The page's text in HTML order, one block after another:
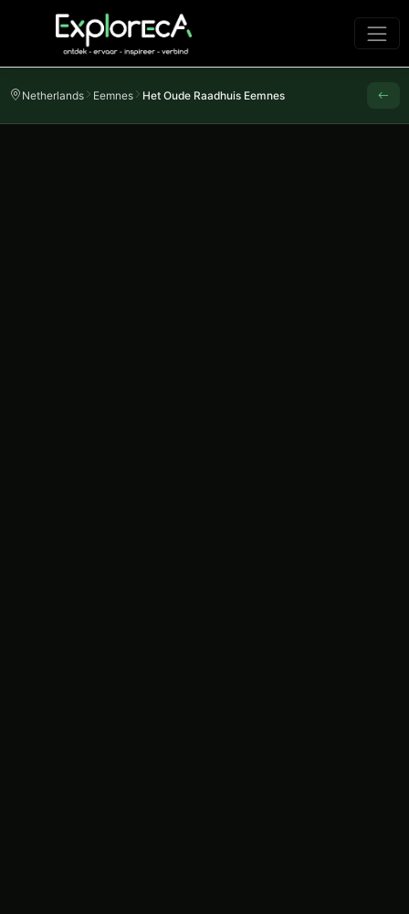
Netherlands Eemnes Het Oude Raadhuis Eemnes